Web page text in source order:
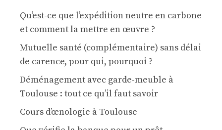
Qu’est-ce que l’expédition neutre en carbone
et comment la mettre en œuvre ?
Mutuelle santé (complémentaire) sans délai
de carence, pour qui, pourquoi ?
Déménagement avec garde-meuble à
Toulouse : tout ce qu’il faut savoir
Cours d’œnologie à Toulouse